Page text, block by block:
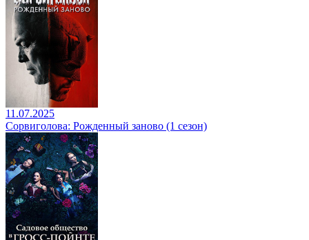
11.07.2025
Сорвиголова: Рожденный заново (1 сезон)